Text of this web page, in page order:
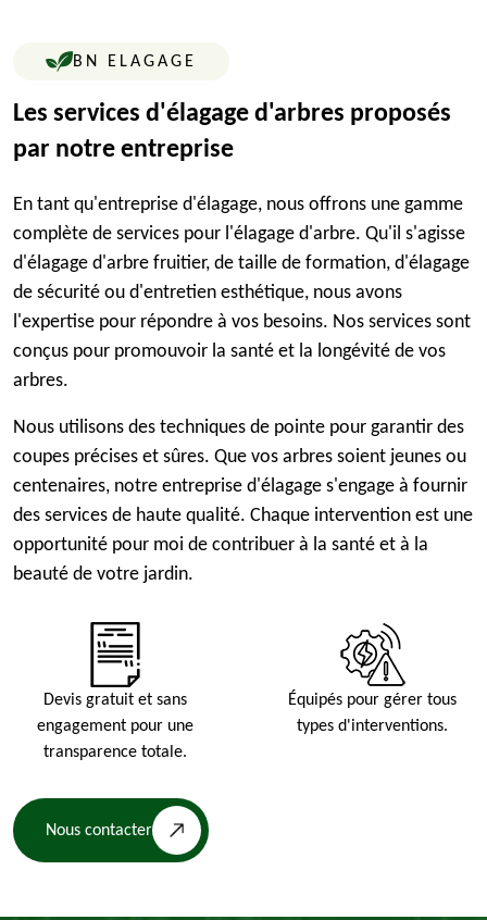
BN ELAGAGE
Les services d'élagage d'arbres proposés
par notre entreprise
En tant qu'entreprise d'élagage, nous offrons une gamme
complète de services pour l'élagage d'arbre. Qu'il s'agisse
d'élagage d'arbre fruitier, de taille de formation, d'élagage
de sécurité ou d'entretien esthétique, nous avons
l'expertise pour répondre à vos besoins. Nos services sont
conçus pour promouvoir la santé et la longévité de vos
arbres.
Nous utilisons des techniques de pointe pour garantir des
coupes précises et sûres. Que vos arbres soient jeunes ou
centenaires, notre entreprise d'élagage s'engage à fournir
des services de haute qualité. Chaque intervention est une
opportunité pour moi de contribuer à la santé et à la
beauté de votre jardin.
Devis gratuit et sans
engagement pour une
transparence totale.
Équipés pour gérer tous
types d'interventions.
Nous contacter